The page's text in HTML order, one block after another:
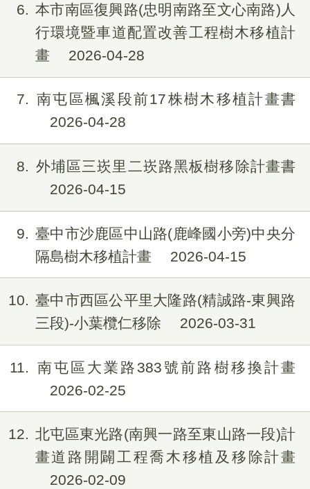
6
本市南區復興路(忠明南路至文心南路)人
行環境暨車道配置改善工程樹木移植計
畫
2026-04-28
7
南屯區楓溪段前17株樹木移植計畫書
2026-04-28
8
外埔區三崁里二崁路黑板樹移除計畫書
2026-04-15
9
臺中市沙鹿區中山路(鹿峰國小旁)中央分
隔島樹木移植計畫
2026-04-15
10
臺中市西區公平里大隆路(精誠路-東興路
三段)-小葉欖仁移除
2026-03-31
11
南屯區大業路383號前路樹移換計畫
2026-02-25
12
北屯區東光路(南興一路至東山路一段)計
畫道路開闢工程喬木移植及移除計畫
2026-02-09